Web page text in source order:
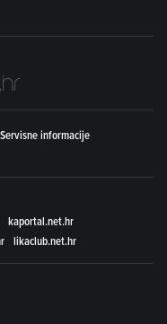
Servisne informacije
kaportal.net.hr
likaclub.net.hr